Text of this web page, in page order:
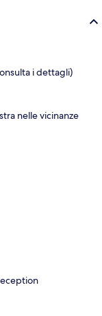
i dettagli)
nelle vicinanze